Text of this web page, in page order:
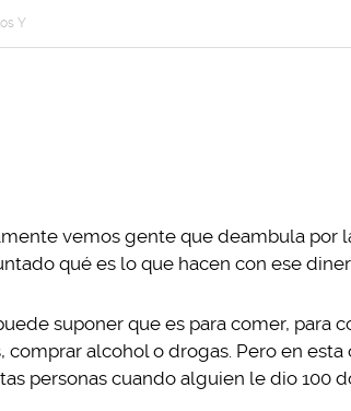
Y
vemos gente que deambula por
qué es lo que hacen con ese
suponer que es para comer, para
comprar alcohol o drogas. Pero en
personas cuando alguien le dio 100